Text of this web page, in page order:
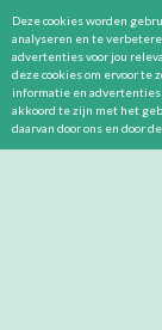
Deze cookies worden
analyseren en te
advertenties voor jou
deze cookies om ervoor te
informatie en advertenties
akkoord te zijn met het
daarvan door ons en door